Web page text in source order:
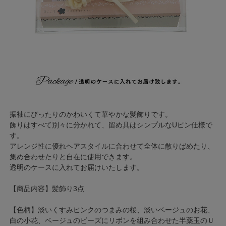
振袖にぴったりのかわいくて華やかな髪飾りです。
飾りはすべて別々に分かれて、留め具はシンプルなUピン仕様で
す。
アレンジ性に優れヘアスタイルに合わせて全体に散りばめたり、
集め合わせたりと自在に使用できます。
透明のケースに入れてお届けいたします。
【商品内容】髪飾り3点
【色柄】淡いくすみピンクのつまみの桜、淡いベージュのお花、
白の小花、ベージュのビーズにリボンを組み合わせた半薬玉のＵ